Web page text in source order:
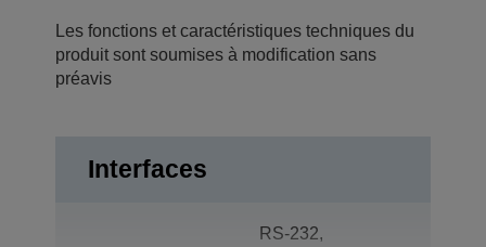
Les fonctions et caractéristiques techniques du
produit sont soumises à modification sans
préavis
Interfaces
RS-232,